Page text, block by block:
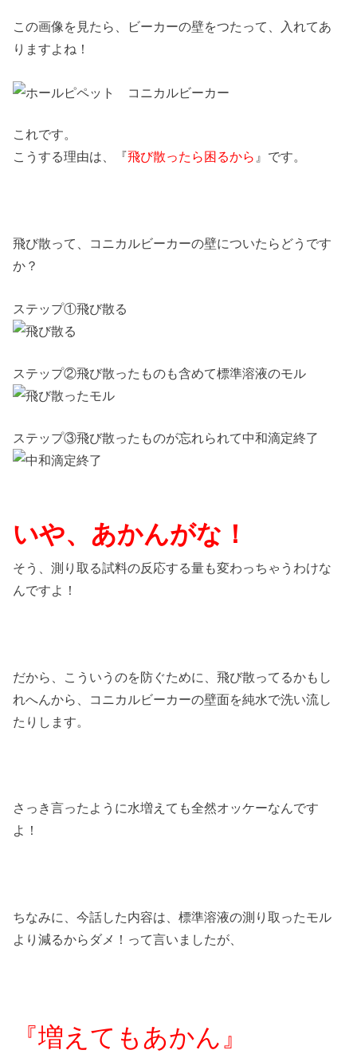
この画像を見たら、ビーカーの壁をつたって、入れてあ
りますよね！
これです。
こうする理由は、『飛び散ったら困るから 』です。
飛び散って、コニカルビーカーの壁についたらどうです
か？
ステップ①飛び散る
ステップ②飛び散ったものも含めて標準溶液のモル
ステップ③飛び散ったものが忘れられて中和滴定終了
いや、あかんがな！
そう、測り取る試料の反応する量も変わっちゃうわけな
んですよ！
だから、こういうのを防ぐために、飛び散ってるかもし
れへんから、コニカルビーカーの壁面を純水で洗い流し
たりします。
さっき言ったように水増えても全然オッケーなんです
よ！
ちなみに、今話した内容は、標準溶液の測り取ったモル
より減るからダメ！って言いましたが、
『増えてもあかん』